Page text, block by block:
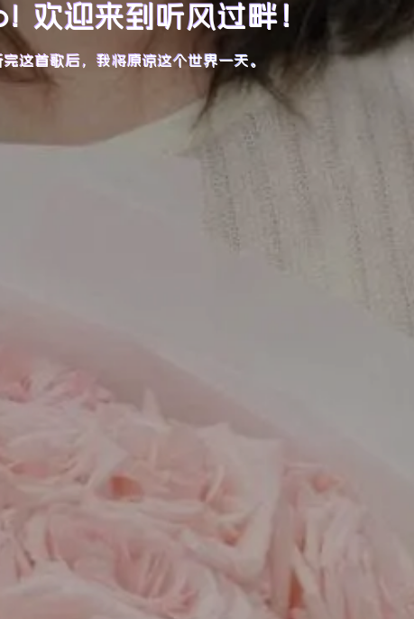
欢迎来到听风过畔！
完这首歌后，我将原谅这个世界一天。